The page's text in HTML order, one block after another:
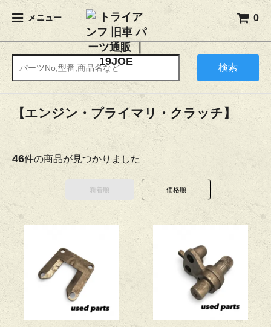
メニュー 0
検索
【エンジン・プライマリ・クラッチ】
46件の商品が見つかりました
新着順 価格順